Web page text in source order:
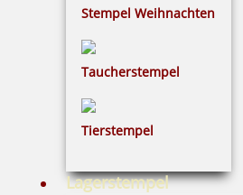
Stempel Weihnachten
Taucherstempel
Tierstempel
Lagerstempel